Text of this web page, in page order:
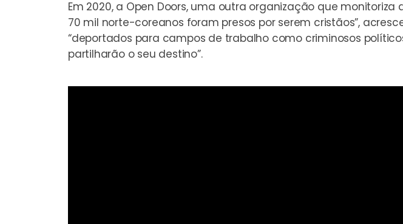
Em 2020, a Open Doors, uma outra organização que monitoriza
70 mil norte-coreanos foram presos por serem cristãos”,
“deportados para campos de trabalho como criminosos
partilharão o seu destino”.